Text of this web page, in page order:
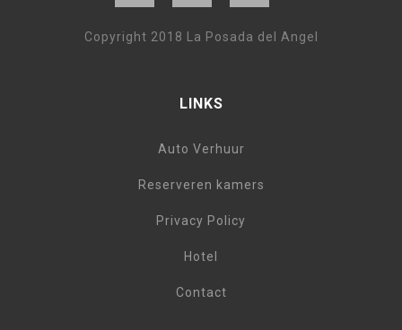
Copyright 2018 La Posada del Angel
LINKS
Auto Verhuur
Reserveren kamers
Privacy Policy
Hotel
Contact